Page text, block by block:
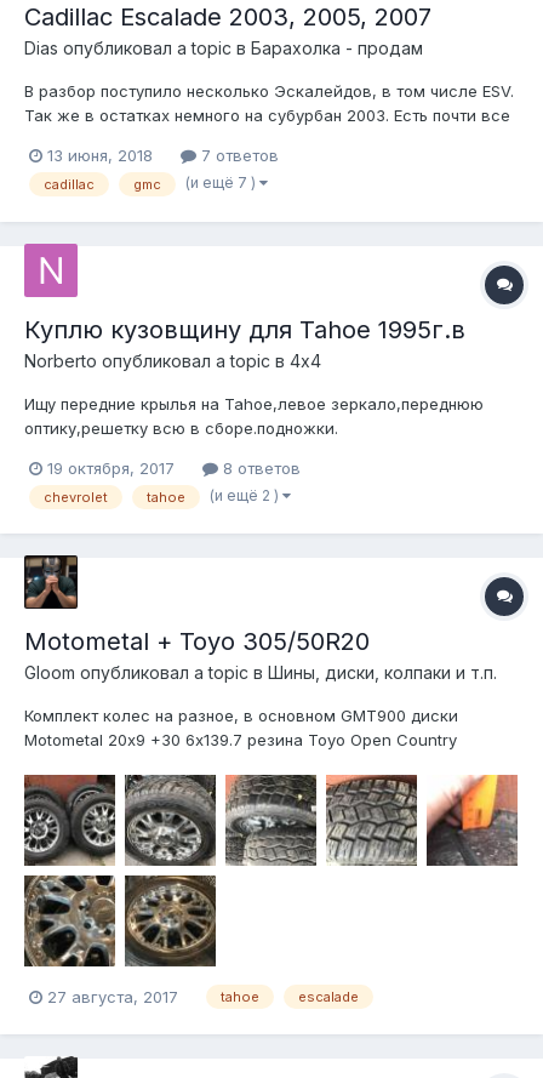
Cadillac Escalade 2003, 2005, 2007
Dias опубликовал a topic в Барахолка - продам
В разбор поступило несколько Эскалейдов, в том числе ESV.
Так же в остатках немного на субурбан 2003. Есть почти все
13 июня, 2018
7 ответов
cadillac gmc (и ещё 7 )
Куплю кузовщину для Tahoe 1995г.в
Norberto опубликовал a topic в 4х4
Ищу передние крылья на Tahoe,левое зеркало,переднюю
оптику,решетку всю в сборе.подножки.
19 октября, 2017 8 ответов
chevrolet tahoe (и ещё 2 )
Motometal + Toyo 305/50R20
Gloom опубликовал a topic в Шины, диски, колпаки и т.п.
Комплект колес на разное, в основном GMT900 диски
Motometal 20х9 +30 6х139.7 резина Toyo Open Country
27 августа, 2017 tahoe escalade